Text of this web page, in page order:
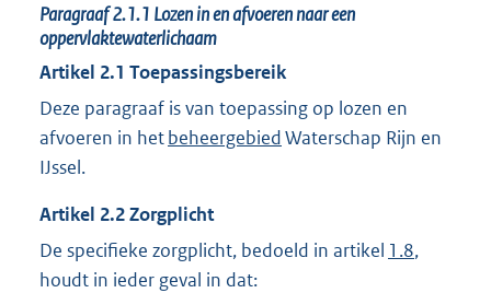
Paragraaf2.1.1 Lozen in en afvoeren naar een
oppervlaktewaterlichaam
Artikel 2.1 Toepassingsbereik
Deze paragraaf is van toepassing op lozen en
afvoeren in hetbeheergebiedWaterschap Rijn en
IJssel.
Artikel 2.2Zorgplicht
De specifieke zorgplicht, bedoeld in artikel 1.8,
houdt in ieder geval in dat: